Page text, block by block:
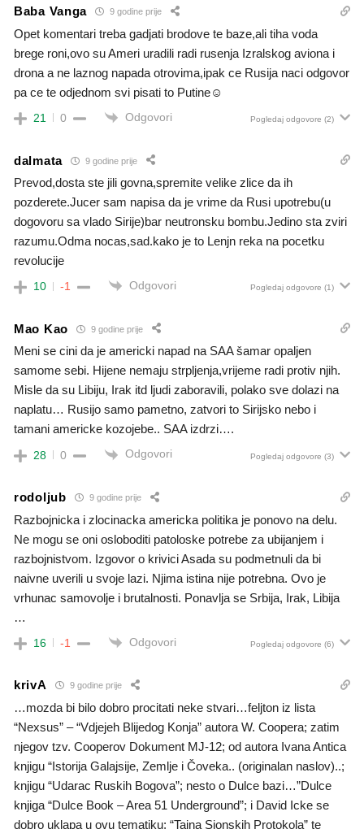
Baba Vanga 9 godine prije
Opet komentari treba gadjati brodove te baze,ali tiha voda
brege roni,ovo su Ameri uradili radi rusenja Izralskog aviona i
drona a ne laznog napada otrovima,ipak ce Rusija naci odgovor
pa ce te odjednom svi pisati to Putine☺
21 0 Odgovori Pogledaj odgovore (2)
dalmata 9 godine prije
Prevod,dosta ste jili govna,spremite velike zlice da ih
pozderete.Jucer sam napisa da je vrime da Rusi upotrebu(u
dogovoru sa vlado Sirije)bar neutronsku bombu.Jedino sta zviri
razumu.Odma nocas,sad.kako je to Lenjn reka na pocetku
revolucije
10 -1 Odgovori Pogledaj odgovore (1)
Mao Kao 9 godine prije
Meni se cini da je americki napad na SAA šamar opaljen
samome sebi. Hijene nemaju strpljenja,vrijeme radi protiv njih.
Misle da su Libiju, Irak itd ljudi zaboravili, polako sve dolazi na
naplatu… Rusijo samo pametno, zatvori to Sirijsko nebo i
tamani americke kozojebe.. SAA izdrzi….
28 0 Odgovori Pogledaj odgovore (3)
rodoljub 9 godine prije
Razbojnicka i zlocinacka americka politika je ponovo na delu.
Ne mogu se oni osloboditi patoloske potrebe za ubijanjem i
razbojnistvom. Izgovor o krivici Asada su podmetnuli da bi
naivne uverili u svoje lazi. Njima istina nije potrebna. Ovo je
vrhunac samovolje i brutalnosti. Ponavlja se Srbija, Irak, Libija
…
16 -1 Odgovori Pogledaj odgovore (6)
krivA 9 godine prije
…mozda bi bilo dobro procitati neke stvari…feljton iz lista
“Nexsus” – “Vdjejeh Blijedog Konja” autora W. Coopera; zatim
njegov tzv. Cooperov Dokument MJ-12; od autora Ivana Antica
knjigu “Istorija Galajsije, Zemlje i Čoveka.. (originalan naslov)..;
knjigu “Udarac Ruskih Bogova”; nesto o Dulce bazi…”Dulce
knjiga “Dulce Book – Area 51 Underground”; i David Icke se
dobro uklapa u ovu tematiku; “Tajna Sionskih Protokola” te